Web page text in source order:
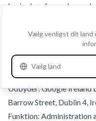
berigelse af pseudonym
målgruppespecifikke
Google, retargeting, UX-
konverteringssporing og
med Google Ads.
5.3.2 Navn: Google Tag
Udbyder: Google Ireland
Barrow Street, Dublin 4,
Funktion: Administration
Vælg venligst dit land
Vælg land